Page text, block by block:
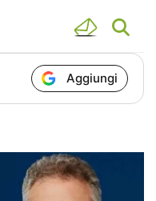
Aggiungi